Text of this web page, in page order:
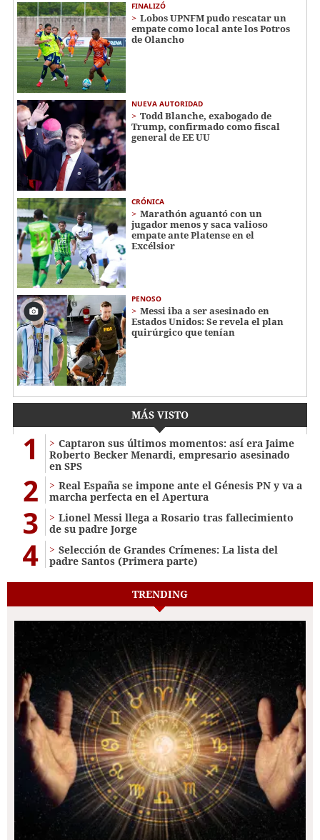
FINALIZÓ
Lobos UPNFM pudo rescatar un
empate como local ante los Potros
de Olancho
NUEVA AUTORIDAD
Todd Blanche, exabogado de
Trump, confirmado como fiscal
general de EE UU
CRÓNICA
Marathón aguantó con un
jugador menos y saca valioso
empate ante Platense en el
Excélsior
PENOSO
Messi iba a ser asesinado en
Estados Unidos: Se revela el plan
quirúrgico que tenían
MÁS VISTO
1
Captaron sus últimos momentos: así era Jaime
Roberto Becker Menardi​​​, empresario asesinado
en SPS
2
Real España se impone ante el Génesis PN y va a
marcha perfecta en el Apertura
3
Lionel Messi llega a Rosario tras fallecimiento
de su padre Jorge
4
Selección de Grandes Crímenes: La lista del
padre Santos (Primera parte)
TRENDING